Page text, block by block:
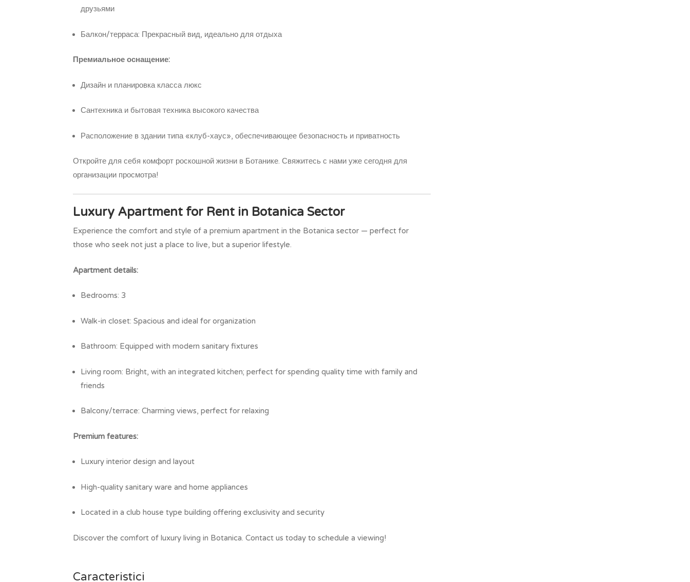
друзьями
Балкон/терраса: Прекрасный вид, идеально для отдыха
Премиальное оснащение:
Дизайн и планировка класса люкс
Сантехника и бытовая техника высокого качества
Расположение в здании типа «клуб-хаус», обеспечивающее безопасность и приватность
Откройте для себя комфорт роскошной жизни в Ботанике. Свяжитесь с нами уже сегодня для
организации просмотра!
Luxury Apartment for Rent in Botanica Sector
Experience the comfort and style of a premium apartment in the Botanica sector — perfect for
those who seek not just a place to live, but a superior lifestyle.
Apartment details:
Bedrooms: 3
Walk-in closet: Spacious and ideal for organization
Bathroom: Equipped with modern sanitary fixtures
Living room: Bright, with an integrated kitchen; perfect for spending quality time with family and
friends
Balcony/terrace: Charming views, perfect for relaxing
Premium features:
Luxury interior design and layout
High-quality sanitary ware and home appliances
Located in a club house type building offering exclusivity and security
Discover the comfort of luxury living in Botanica. Contact us today to schedule a viewing!
Caracteristici